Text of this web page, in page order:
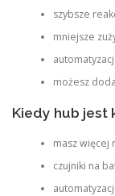
szybsze
mniejsze
możesz
Kiedy hub jest
masz więcej
czujniki na